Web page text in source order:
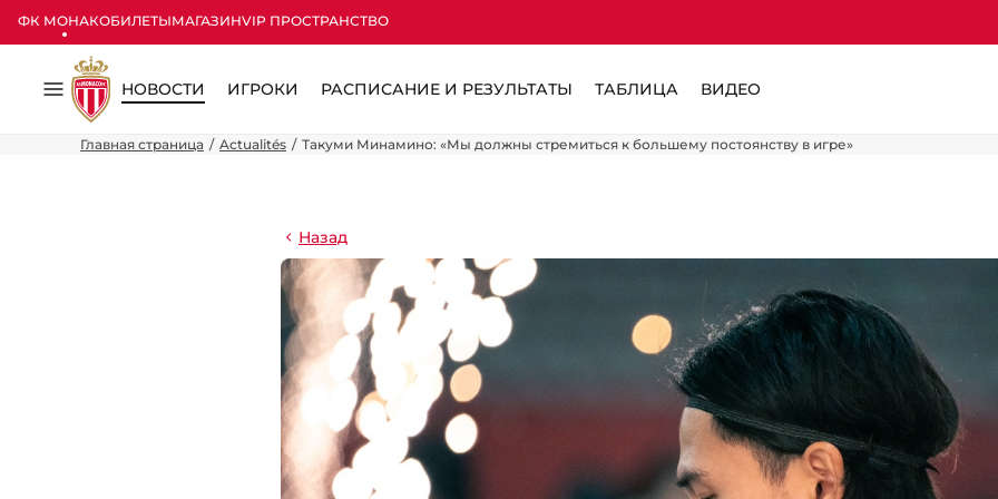
ФК МОНАКОБИЛЕТЫМАГАЗИНVIP ПРОСТРАНСТВО
Меню
НОВОСТИ ИГРОКИ РАСПИСАНИЕ И РЕЗУЛЬТАТЫ ТАБЛИЦА ВИДЕО
Главная страница Actualités Такуми Минамино: «Мы должны стремиться к большему постоянству в игре»
Назад